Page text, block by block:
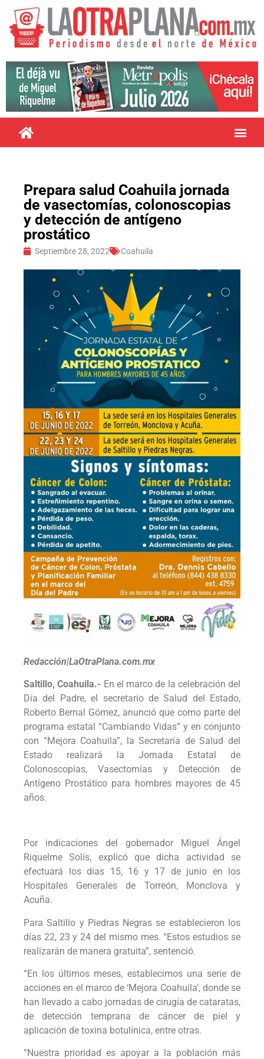
Prepara salud Coahuila jornada
de vasectomías, colonoscopias
y detección de antígeno
prostático
Septiembre 28, 2022 Coahuila
Redacción|LaOtraPlana.com.mx
Saltillo, Coahuila.- En el marco de la celebración del
Día del Padre, el secretario de Salud del Estado,
Roberto Bernal Gómez, anunció que como parte del
programa estatal “Cambiando Vidas” y en conjunto
con “Mejora Coahuila”, la Secretaría de Salud del
Estado realizará la Jornada Estatal de
Colonoscopias, Vasectomías y Detección de
Antígeno Prostático para hombres mayores de 45
años.
Por indicaciones del gobernador Miguel Ángel
Riquelme Solís, explicó que dicha actividad se
efectuará los días 15, 16 y 17 de junio en los
Hospitales Generales de Torreón, Monclova y
Acuña.
Para Saltillo y Piedras Negras se establecieron los
días 22, 23 y 24 del mismo mes. “Estos estudios se
realizarán de manera gratuita”, sentenció.
“En los últimos meses, establecimos una serie de
acciones en el marco de ‘Mejora Coahuila’, donde se
han llevado a cabo jornadas de cirugía de cataratas,
de detección temprana de cáncer de piel y
aplicación de toxina botulínica, entre otras.
“Nuestra prioridad es apoyar a la población más